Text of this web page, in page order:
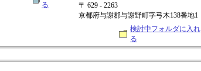
る
〒 629 - 2263
京都府与謝郡与謝野町字弓木138番地1
検討中フォルダに入れ
る